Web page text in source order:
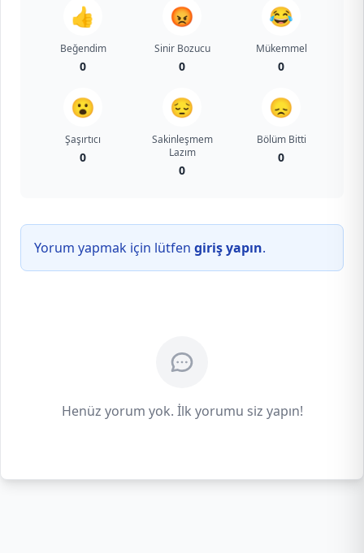
👍
Beğendim
0
😡
Sinir Bozucu
0
😂
Mükemmel
0
😮
Şaşırtıcı
0
😔
Sakinleşmem
Lazım
0
😞
Bölüm Bitti
0
Yorum yapmak için lütfen giriş yapın.
Henüz yorum yok. İlk yorumu siz yapın!